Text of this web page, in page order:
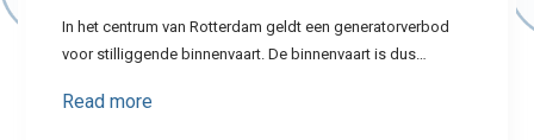
In het centrum van Rotterdam geldt een generatorverbod
voor stilliggende binnenvaart. De binnenvaart is dus…
Read more